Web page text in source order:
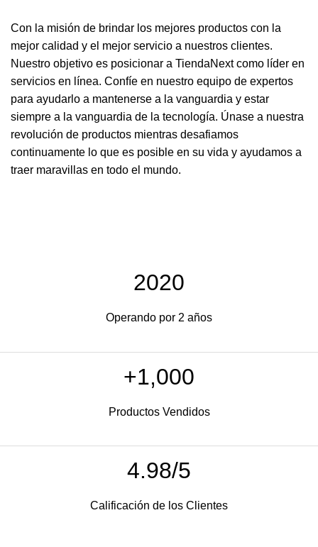
Con la misión de brindar los mejores productos con la
mejor calidad y el mejor servicio a nuestros clientes.
Nuestro objetivo es posicionar a TiendaNext como líder en
servicios en línea. Confíe en nuestro equipo de expertos
para ayudarlo a mantenerse a la vanguardia y estar
siempre a la vanguardia de la tecnología. Únase a nuestra
revolución de productos mientras desafiamos
continuamente lo que es posible en su vida y ayudamos a
traer maravillas en todo el mundo.
2020
Operando por 2 años
+1,000
Productos Vendidos
4.98/5
Calificación de los Clientes